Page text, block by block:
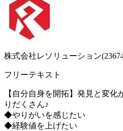
株式会社レソリューション
フリーテキスト
【自分自身を開拓】発見と変
りだくさん♪
◆やりがいを感じたい
◆経験値を上げたい